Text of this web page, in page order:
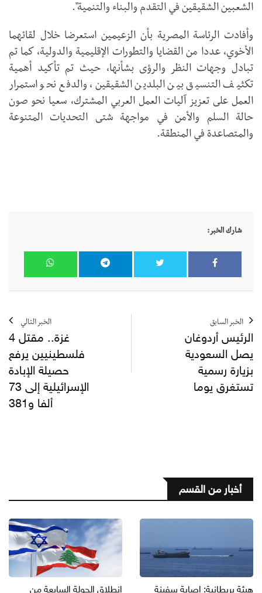
الشعبين الشقيقين في التقدم والبناء والتنمية".
وأفادت الرئاسة المصرية بأن الزعيمين استعرضا خلال لقائهما
الأخوي، عددا من القضايا والتطورات الإقليمية والدولية، كما تم
تبادل وجهات النظر والرؤى بشأنها، حيث تم تأكيد أهمية
تكثيف التنسيق بين البلدين الشقيقين، والدفع نحو استمرار
العمل على تعزيز آليات العمل العربي المشترك، سعيا نحو صون
حالة السلم والأمن في مواجهة شتى التحديات المتنوعة
والمتصاعدة في المنطقة.‏
شارك الخبر:
الخبر السابق
الرئيس أردوغان
يصل السعودية
بزيارة رسمية
تستغرق يوما
الخبر التالي
غزة.. مقتل 4
فلسطينيين يرفع
حصيلة الإبادة
الإسرائيلية إلى 73
ألفا و381
أخبار من القسم
هيئة بريطانية: إصابة سفينة انطلاق الجولة السابعة من